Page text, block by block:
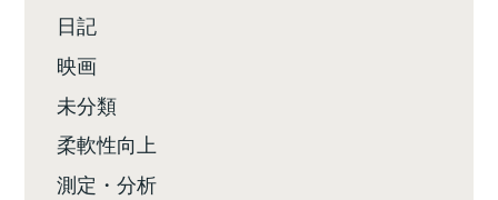
日記
映画
未分類
柔軟性向上
測定・分析